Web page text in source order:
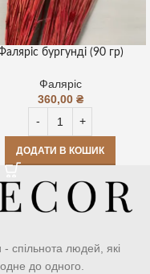
бургунді (90 гр)
Фаляріс
360,00 ₴
ДОДАТИ В КОШИК
спільнота людей, які
до одного.